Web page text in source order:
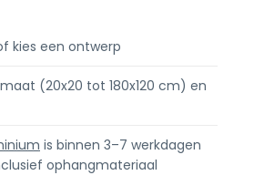
kies een ontwerp
(20x20 tot 180x120 cm) en
is binnen 3–7 werkdagen
ophangmateriaal